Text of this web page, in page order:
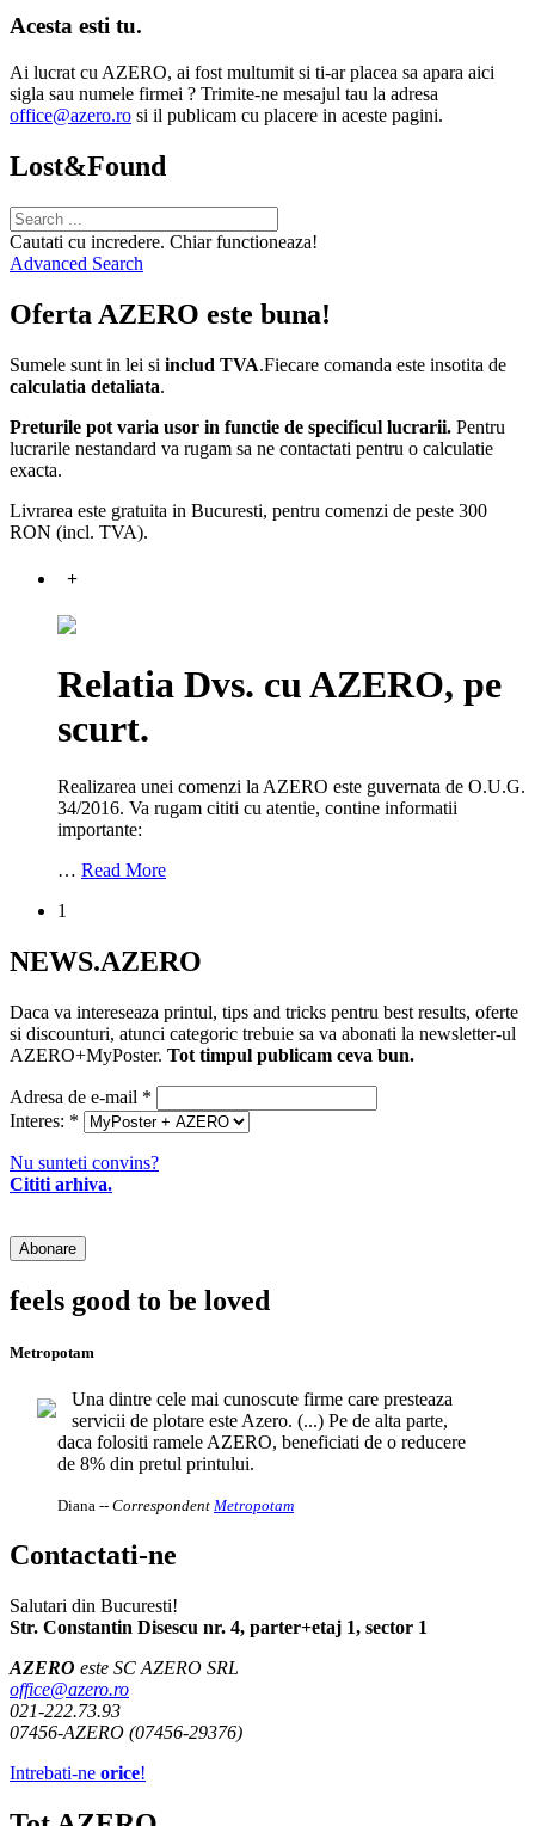
Acesta esti tu.
Ai lucrat cu AZERO, ai fost multumit si ti-ar placea sa apara aici
sigla sau numele firmei ? Trimite-ne mesajul tau la adresa
office@azero.ro si il publicam cu placere in aceste pagini.
Lost&Found
Cautati cu incredere. Chiar functioneaza!
Advanced Search
Oferta AZERO este buna!
Sumele sunt in lei si includ TVA.Fiecare comanda este insotita de
calculatia detaliata.
Preturile pot varia usor in functie de specificul lucrarii. Pentru
lucrarile nestandard va rugam sa ne contactati pentru o calculatie
exacta.
Livrarea este gratuita in Bucuresti, pentru comenzi de peste 300
RON (incl. TVA).
+
Relatia Dvs. cu AZERO, pe
scurt.
Realizarea unei comenzi la AZERO este guvernata de O.U.G.
34/2016. Va rugam cititi cu atentie, contine informatii
importante:
… Read More
1
NEWS.AZERO
Daca va intereseaza printul, tips and tricks pentru best results, oferte
si discounturi, atunci categoric trebuie sa va abonati la newsletter-ul
AZERO+MyPoster. Tot timpul publicam ceva bun.
Adresa de e-mail *
Interes: *
Nu sunteti convins?
Cititi arhiva.
feels good to be loved
Metropotam
Una dintre cele mai cunoscute firme care presteaza
servicii de plotare este Azero. (...) Pe de alta parte,
daca folositi ramele AZERO, beneficiati de o reducere
de 8% din pretul printului.
Diana -- Correspondent Metropotam
Contactati-ne
Salutari din Bucuresti!
Str. Constantin Disescu nr. 4, parter+etaj 1, sector 1
AZERO este SC AZERO SRL
office@azero.ro
021-222.73.93
07456-AZERO (07456-29376)
Intrebati-ne orice!